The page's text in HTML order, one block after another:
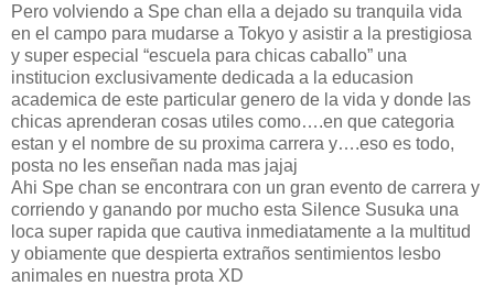
Pero volviendo a Spe chan ella a dejado su tranquila vida
en el campo para mudarse a Tokyo y asistir a la prestigiosa
y super especial “escuela para chicas caballo” una
institucion exclusivamente dedicada a la educasion
academica de este particular genero de la vida y donde las
chicas aprenderan cosas utiles como….en que categoria
estan y el nombre de su proxima carrera y….eso es todo,
posta no les enseñan nada mas jajaj
Ahi Spe chan se encontrara con un gran evento de carrera y
corriendo y ganando por mucho esta Silence Susuka una
loca super rapida que cautiva inmediatamente a la multitud
y obiamente que despierta extraños sentimientos lesbo
animales en nuestra prota XD